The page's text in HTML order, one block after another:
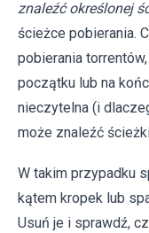
znaleźć określonej
ścieżce pobierania.
pobierania
początku lub na
nieczytelna (i
może znaleźć
W takim przypadku
kątem kropek lub
Usuń je i sprawdź,